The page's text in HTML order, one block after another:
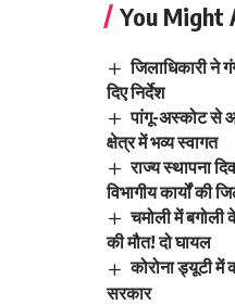
You Might
जिलाधिकारी
दिए निर्देश
पांगू-अस्कोट से
क्षेत्र में भव्य स्वागत
राज्य स्थापना
विभागीय कार्यों की
चमोली में बगोली
की मौत! दो घायल
कोरोना ड्यूटी में
सरकार